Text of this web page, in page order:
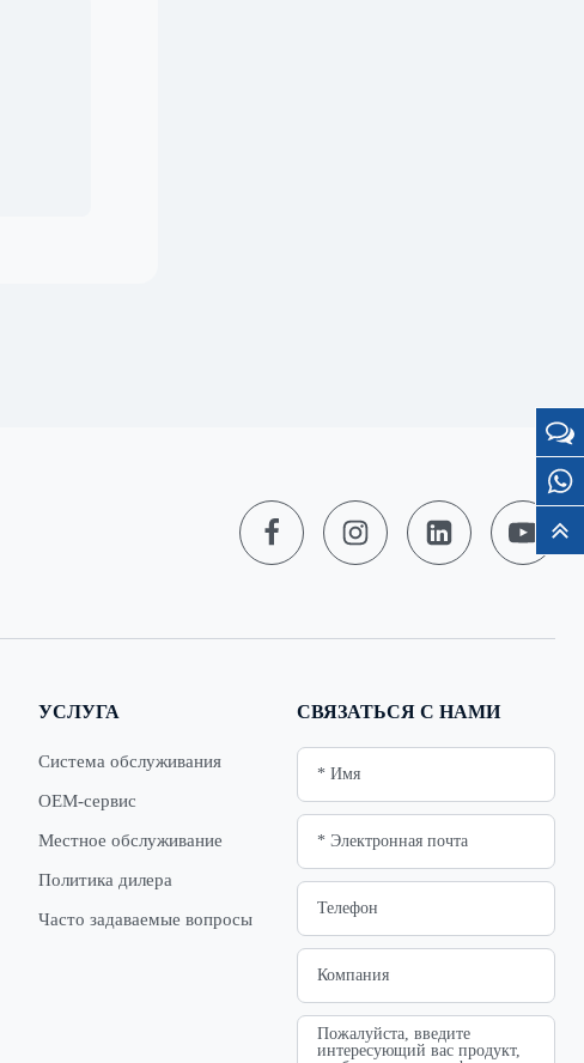
УСЛУГА
Система обслуживания
OEM-сервис
Местное обслуживание
Политика дилера
Часто задаваемые вопросы
СВЯЗАТЬСЯ С НАМИ